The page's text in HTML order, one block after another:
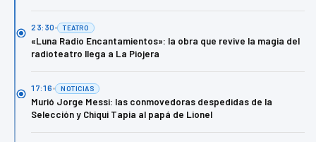
23:30 TEATRO
«Luna Radio Encantamientos»: la obra que revive la magia del
radioteatro llega a La Piojera
17:16 NOTICIAS
Murió Jorge Messi: las conmovedoras despedidas de la
Selección y Chiqui Tapia al papá de Lionel